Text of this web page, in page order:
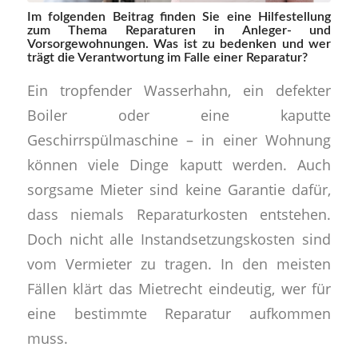
Im folgenden Beitrag finden Sie eine Hilfestellung
zum Thema Reparaturen in Anleger- und
Vorsorgewohnungen. Was ist zu bedenken und wer
trägt die Verantwortung im Falle einer Reparatur?
Ein tropfender Wasserhahn, ein defekter
Boiler oder eine kaputte
Geschirrspülmaschine – in einer Wohnung
können viele Dinge kaputt werden. Auch
sorgsame Mieter sind keine Garantie dafür,
dass niemals Reparaturkosten entstehen.
Doch nicht alle Instandsetzungskosten sind
vom Vermieter zu tragen. In den meisten
Fällen klärt das Mietrecht eindeutig, wer für
eine bestimmte Reparatur aufkommen
muss.